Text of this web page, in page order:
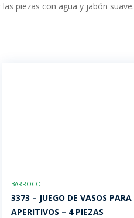
piezas con agua y jabón suave.
BARROCO
3373 – JUEGO DE VASOS PARA
APERITIVOS – 4 PIEZAS